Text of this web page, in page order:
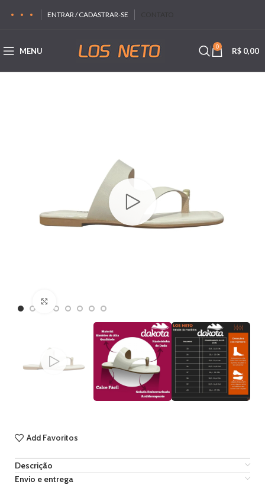
ENTRAR / CADASTRAR-SE
MENU 0 R$ 0,00
Add Favoritos
Descrição
Envio e entrega